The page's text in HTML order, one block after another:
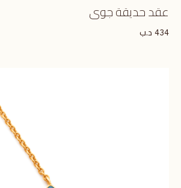
عقد حديقة جوى
434 د.ب